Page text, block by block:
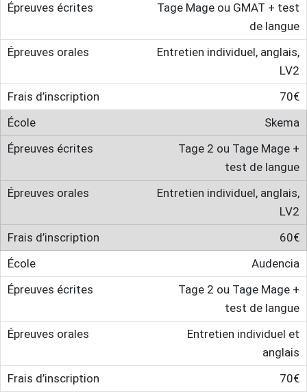
Tage Mage ou GMAT + test
de langue
Entretien individuel, anglais,
LV2
70€
Skema
Tage 2 ou Tage Mage +
test de langue
Entretien individuel, anglais,
LV2
60€
Audencia
Tage 2 ou Tage Mage +
test de langue
Entretien individuel et
anglais
70€